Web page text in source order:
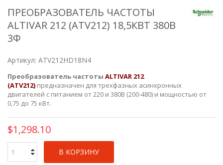
ПРЕОБРАЗОВАТЕЛЬ ЧАСТОТЫ
ALTIVAR 212 (ATV212) 18,5КВТ 380В
3Ф
Артикул: ATV212HD18N4
Преобразователь частоты ALTIVAR 212
(ATV212) предназначен для трехфазных асинхронных
двигателей с питанием от 220 и 380В (200-480) и мощностью от
0,75 до 75 кВт.
$1,298.10
В КОРЗИНУ